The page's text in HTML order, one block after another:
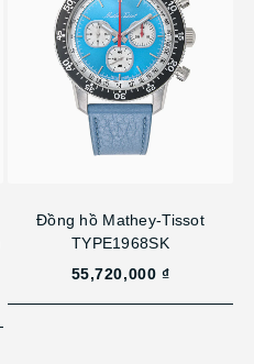
Đồng hồ Mathey-Tissot
TYPE1968SK
55,720,000 ₫